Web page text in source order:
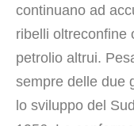
continuano ad
ribelli oltreconfine
petrolio altrui.
sempre delle due
lo sviluppo del